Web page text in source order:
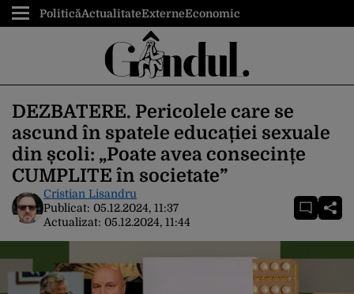
PoliticăActualitateExterneEconomic
DEZBATERE. Pericolele care se
ascund în spatele educației sexuale
din școli: „Poate avea consecințe
CUMPLITE în societate”
Cristian Lisandru
Publicat: 05.12.2024, 11:37
Actualizat: 05.12.2024, 11:44